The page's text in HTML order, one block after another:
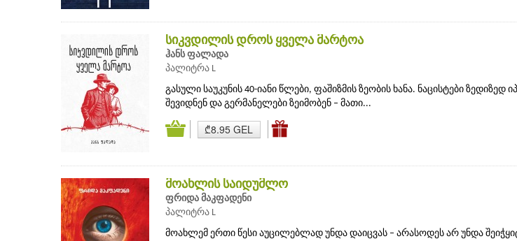
სიკვდილის დროს ყველა მარტოა
ჰანს ფალადა
პალიტრა L
გასული საუკუნის 40-იანი წლები, ფაშიზმის ზეობის ხანა. ნაცისტები ზედიზედ
შევიდნენ და გერმანელები ზეიმობენ – მათი...
₾8.95 GEL
მოახლის საიდუმლო
ფრიდა მაკფადენი
პალიტრა L
მოახლემ ერთი წესი აუცილებლად უნდა დაიცვას – არასოდეს არ უნდა